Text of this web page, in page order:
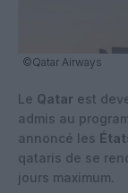
©Qatar Airways
Le Qatar est
admis au
annoncé les
qataris de se
jours maximum.